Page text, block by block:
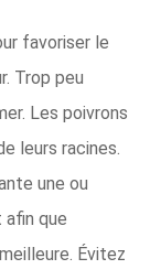
favoriser le
Trop peu
Les poivrons
leurs racines.
une ou
que
Évitez